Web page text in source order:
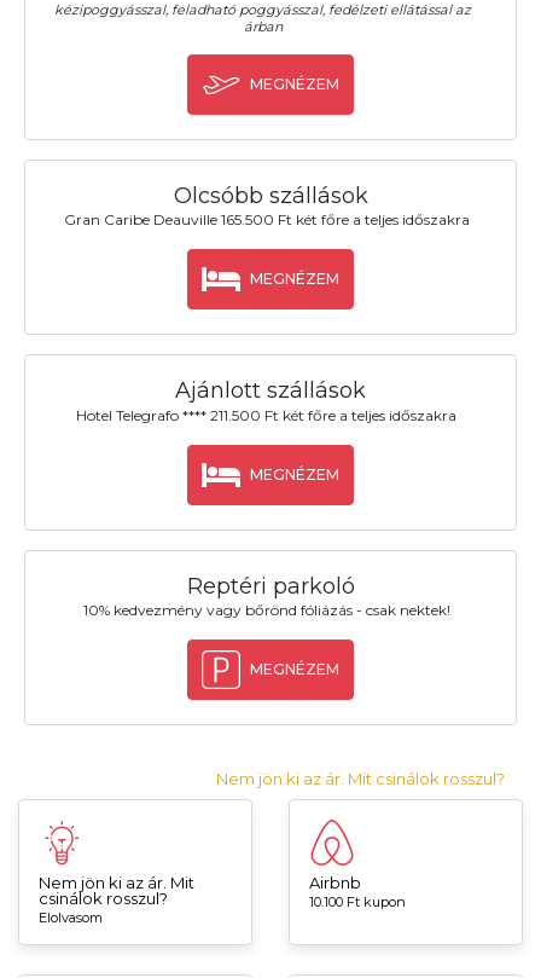
kézipoggyásszal, feladható poggyásszal, fedélzeti ellátással az
árban
MEGNÉZEM
Olcsóbb szállások
Gran Caribe Deauville 165.500 Ft két főre a teljes időszakra
MEGNÉZEM
Ajánlott szállások
Hotel Telegrafo **** 211.500 Ft két főre a teljes időszakra
MEGNÉZEM
Reptéri parkoló
10% kedvezmény vagy bőrönd fóliázás - csak nektek!
MEGNÉZEM
Nem jön ki az ár. Mit csinálok rosszul?
Nem jön ki az ár. Mit
csinálok rosszul?
Elolvasom
Airbnb
10.100 Ft kupon